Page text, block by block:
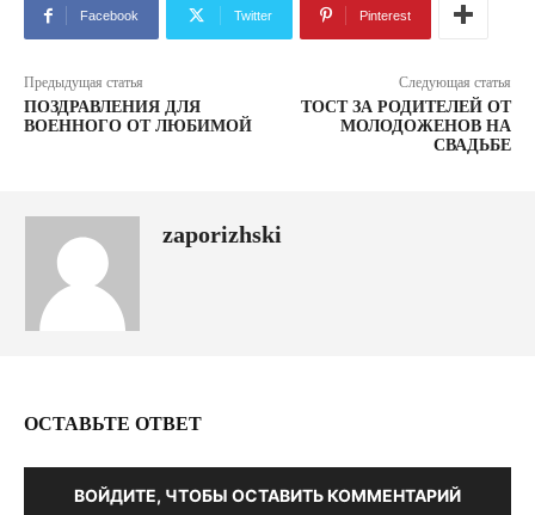
Facebook Twitter Pinterest
Предыдущая статья
ПОЗДРАВЛЕНИЯ ДЛЯ
ВОЕННОГО ОТ ЛЮБИМОЙ
Следующая статья
ТОСТ ЗА РОДИТЕЛЕЙ ОТ
МОЛОДОЖЕНОВ НА
СВАДЬБЕ
zaporizhski
ОСТАВЬТЕ ОТВЕТ
ВОЙДИТЕ, ЧТОБЫ ОСТАВИТЬ КОММЕНТАРИЙ